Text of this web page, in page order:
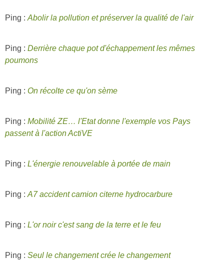
Ping : Abolir la pollution et préserver la qualité de l'air
Ping : Derrière chaque pot d'échappement les mêmes
poumons
Ping : On récolte ce qu'on sème
Ping : Mobilité ZE… l'Etat donne l'exemple vos Pays
passent à l'action ActiVE
Ping : L'énergie renouvelable à portée de main
Ping : A7 accident camion citerne hydrocarbure
Ping : L'or noir c'est sang de la terre et le feu
Ping : Seul le changement crée le changement